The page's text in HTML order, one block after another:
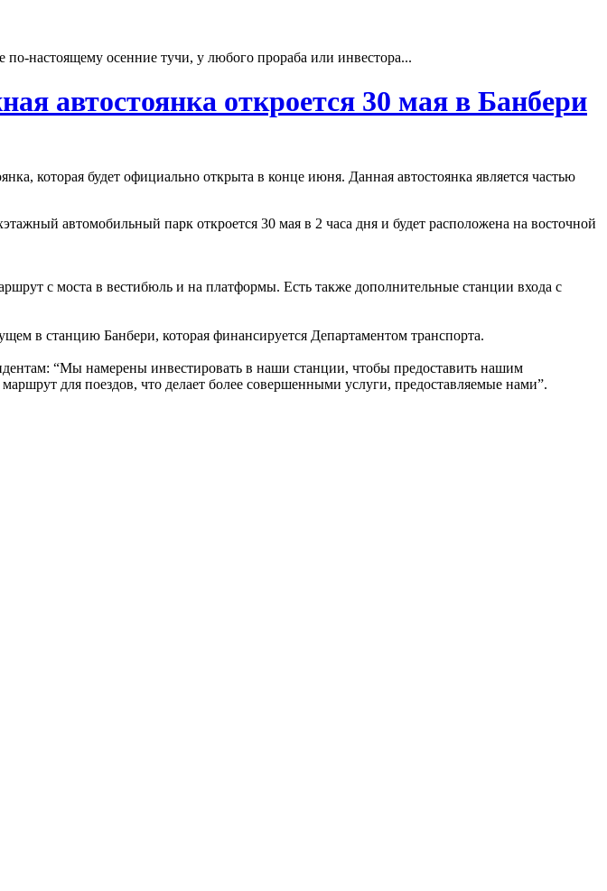
по-настоящему осенние тучи, у любого прораба или инвестора...
автостоянка откроется 30 мая в Банбери
которая будет официально открыта в конце июня. Данная автостоянка является частью
автомобильный парк откроется 30 мая в 2 часа дня и будет расположена на восточной
с моста в вестибюль и на платформы. Есть также дополнительные станции входа с
в станцию Банбери, которая финансируется Департаментом транспорта.
“Мы намерены инвестировать в наши станции, чтобы предоставить нашим
для поездов, что делает более совершенными услуги, предоставляемые нами”.